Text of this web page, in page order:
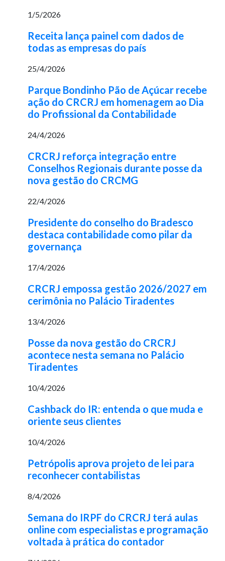
1/5/2026
Receita lança painel com dados de
todas as empresas do país
25/4/2026
Parque Bondinho Pão de Açúcar recebe
ação do CRCRJ em homenagem ao Dia
do Profissional da Contabilidade
24/4/2026
CRCRJ reforça integração entre
Conselhos Regionais durante posse da
nova gestão do CRCMG
22/4/2026
Presidente do conselho do Bradesco
destaca contabilidade como pilar da
governança
17/4/2026
CRCRJ empossa gestão 2026/2027 em
cerimônia no Palácio Tiradentes
13/4/2026
Posse da nova gestão do CRCRJ
acontece nesta semana no Palácio
Tiradentes
10/4/2026
Cashback do IR: entenda o que muda e
oriente seus clientes
10/4/2026
Petrópolis aprova projeto de lei para
reconhecer contabilistas
8/4/2026
Semana do IRPF do CRCRJ terá aulas
online com especialistas e programação
voltada à prática do contador